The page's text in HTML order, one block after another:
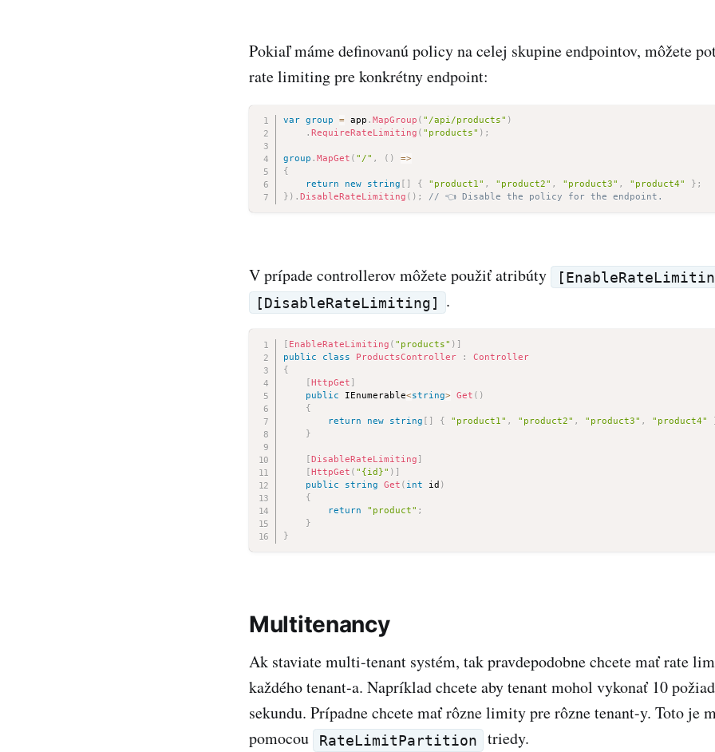
Pokiaľ máme definovanú policy na celej skupine endpointov, môžete
rate limiting pre konkrétny endpoint:
var group = app . MapGroup ( "/api/products" )
. RequireRateLimiting ( "products" ) ;
group . MapGet ( "/" , ( )
=>
{
return
new string [ ] { "product1" , "product2" , "product3" , "product4" } ;
} ) . DisableRateLimiting ( ) ; // 👈 Disable the policy for the endpoint.
V prípade controllerov môžete použiť atribúty
[DisableRateLimiting] .
[ EnableRateLimiting ( "products" ) ]
public
class ProductsController :
Controller
{
[HttpGet ]
public IEnumerable<string> Get ( )
{
return
new string [ ] { "product1" , "product2" , "product3" , "product4"
}
[DisableRateLimiting ]
[HttpGet ( "{id}" ) ]
public
string Get ( int id )
{
return
"product" ;
}
}
Multitenancy
Ak staviate multi-tenant systém, tak pravdepodobne chcete mať rate
každého tenant-a. Napríklad chcete aby tenant mohol vykonať 10
sekundu. Prípadne chcete mať rôzne limity pre rôzne tenant-y. Toto je
pomocou
RateLimitPartition triedy.